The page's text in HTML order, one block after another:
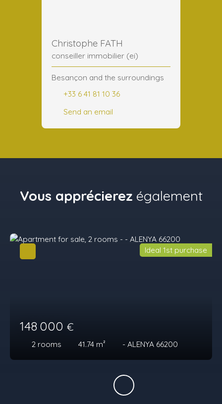
Christophe FATH
conseiller immobilier (ei)
Besançon and the surroundings
+33 6 41 81 10 36
Send an email
Vous apprécierez également
148 000 €
2 rooms 41.74 m² - ALENYA 66200
Ideal 1st purchase